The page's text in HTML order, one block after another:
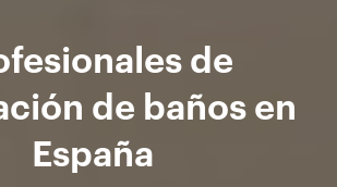
de
de baños en
España